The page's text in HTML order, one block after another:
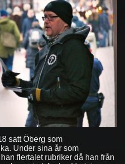
satt Öberg som
Under sina år som
flertalet rubriker då han från